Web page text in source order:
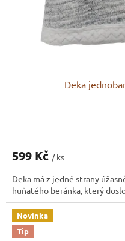
Deka
599 Kč / ks
Deka má z jedné strany
huňatého beránka, který
Novinka
Tip